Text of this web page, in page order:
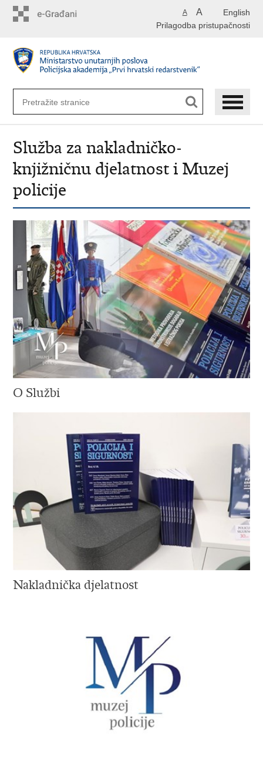
English
A A
Prilagodba pristupačnosti
Služba za nakladničko-
knjižničnu djelatnost i Muzej
policije
O Službi
Nakladnička djelatnost